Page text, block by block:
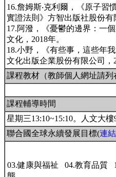
16.詹姆斯‧克利爾，《原子習
實證法則》方智出版社股份有
17.阿潑，《憂鬱的邊界：一
文化，2018年。
18.小野，《有些事，這些年
文化出版企業股份有限公司，
課程教材（教師個人網址請列
課程輔導時間
星期三13:10~15:10。人文大樓
聯合國全球永續發展目標(連
03.健康與福祉 04.教育品質